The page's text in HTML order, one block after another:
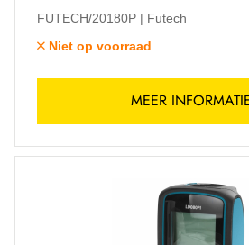
FUTECH/20180P
Futech
Niet op voorraad
MEER